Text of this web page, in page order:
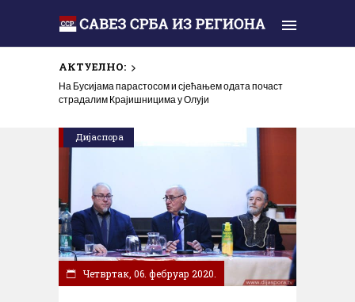
АКТУЕЛНО:
На Бусијама парастосом и сјећањем одата почаст
страдалим Крајишницима у Олуји
Дијаспора
Четвртак, 06. фебруар 2020.